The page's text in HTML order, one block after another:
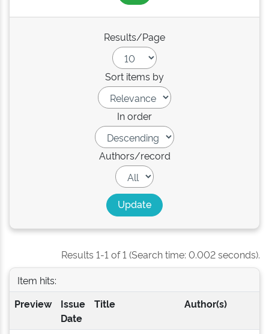
Results/Page
Sort items by
In order
Authors/record
Results 1-1 of 1 (Search time: 0.002 seconds).
Item hits:
Preview
Issue
Date
Title Author(s)